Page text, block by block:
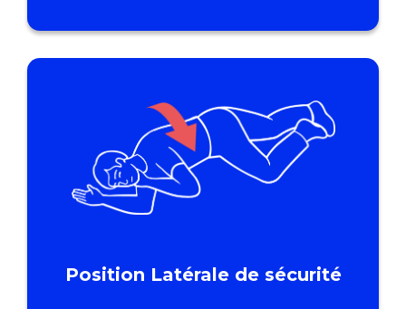
Position Latérale de sécurité